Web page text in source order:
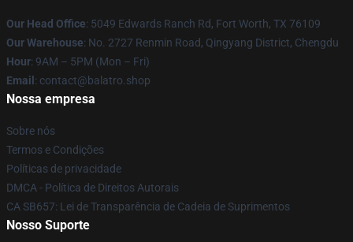
Our Head Office: 5049 Edwards Ranch Rd, Fort Worth, TX 76109
Our Warehouse: No. 2727 Renmin Road, Qingyang District, Chengdu
Hour: 9AM – 5PM (Mon – Fri)
Email : contact@balatro.shop
Nossa empresa
Sobre nós
Termos e Condições
Políticas de privacidade
DMCA - Política de Direitos Autorais
CA SB657: Lei de Transparência de Cadeia de Suprimentos
Nosso Suporte